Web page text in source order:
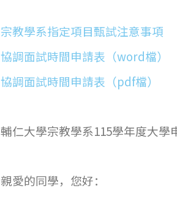
宗教學系指定項目甄試注意事項
協調面試時間申請表（word檔）
協調面試時間申請表（pdf檔）
輔仁大學宗教學系115學年度大
親愛的同學，您好：